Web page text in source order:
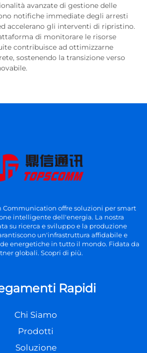
avanzate di gestione delle
notifiche immediate degli arresti
accelerano gli interventi di ripristino.
di monitorare le risorse
contribuisce ad ottimizzarne
sostenendo la transizione verso
Communication offre soluzioni per smart
intelligente dell'energia. La nostra
su ricerca e sviluppo e la produzione
un'infrastruttura affidabile e
energetiche in tutto il mondo. Fidata da
globali. Scopri di più.
Rapidi
Chi Siamo
Prodotti
Soluzione